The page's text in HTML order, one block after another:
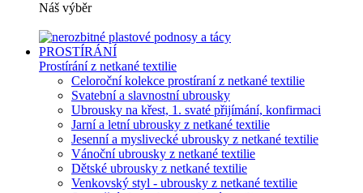
Náš výběr
PROSTÍRÁNÍ
Prostírání z netkané textilie
Celoroční kolekce prostíraní z netkané textilie
Svatební a slavnostní ubrousky
Ubrousky na křest, 1. svaté přijímání, konfirmaci
Jarní a letní ubrousky z netkané textilie
Jesenní a myslivecké ubrousky z netkané textilie
Vánoční ubrousky z netkané textilie
Dětské ubrousky z netkané textilie
Venkovský styl - ubrousky z netkané textilie